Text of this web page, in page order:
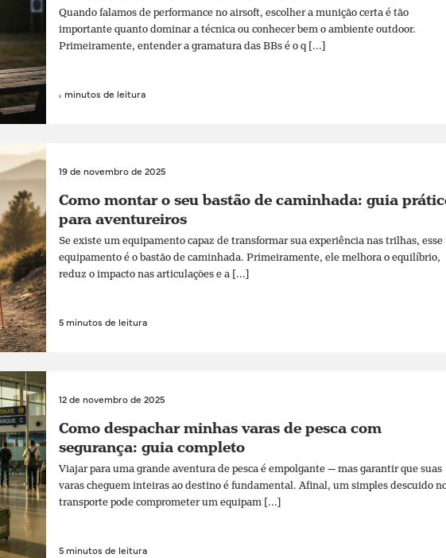
Quando falamos de performance no airsoft, escolher a munição certa é tão
importante quanto dominar a técnica ou conhecer bem o ambiente outdoor.
Primeiramente, entender a gramatura das BBs é o q [...]
4 minutos de leitura
19 de novembro de 2025
Como montar o seu bastão de caminhada: guia
para aventureiros
Se existe um equipamento capaz de transformar sua experiência nas trilhas, esse
equipamento é o bastão de caminhada. Primeiramente, ele melhora o equilíbrio,
reduz o impacto nas articulações e a [...]
5 minutos de leitura
12 de novembro de 2025
Como despachar minhas varas de pesca com
segurança: guia completo
Viajar para uma grande aventura de pesca é empolgante — mas garantir que suas
varas cheguem inteiras ao destino é fundamental. Afinal, um simples descuido
transporte pode comprometer um equipam [...]
5 minutos de leitura